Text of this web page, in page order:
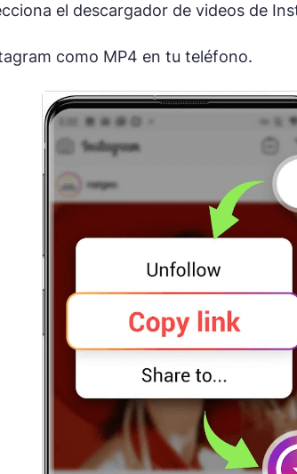
el descargador de videos de
como MP4 en tu teléfono.